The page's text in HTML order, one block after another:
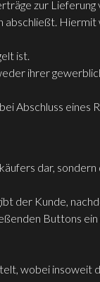
zur
Hiermit
ist.
ihrer
Abschluss eines
dar,
der Kunde,
Buttons
wobei insoweit